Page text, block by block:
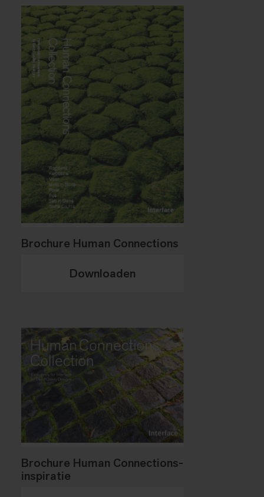
Brochure Human Connections
Downloaden
Brochure Human Connections-
inspiratie